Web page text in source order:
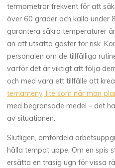
termometrar frekvent för att
över 60 grader och kalla under
garantera säkra temperaturer
än att utsätta gäster för risk.
personalen om de tillfälliga
varför det är viktigt att följa
och med vara ett tillfälle att
temameny, lite som när man
med begränsade medel – det
av situationen.
Slutligen, omfördela
hålla tempot uppe. Om en spis
ersätta en trasig ugn för vissa